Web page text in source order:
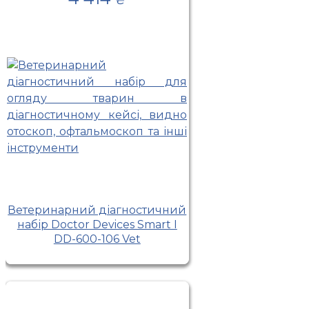
Ветеринарний діагностичний
набір Doctor Devices Smart I
DD-600-106 Vet